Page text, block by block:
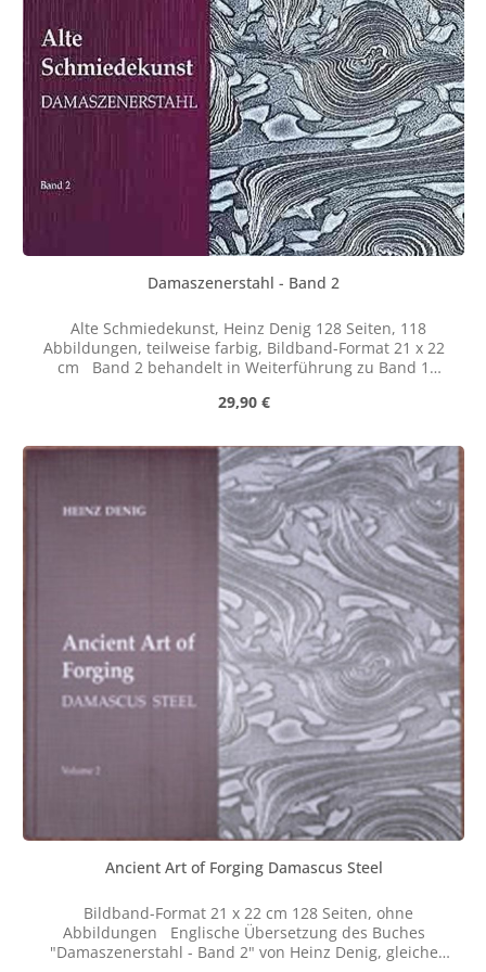
Damaszenerstahl - Band 2
Alte Schmiedekunst, Heinz Denig 128 Seiten, 118
Abbildungen, teilweise farbig, Bildband-Format 21 x 22
cm Band 2 behandelt in Weiterführung zu Band 1
Damastschmiedetechnik. Aus dem Inhalt: - Vom
der mittleren Eisenzeit im Vergleich zu modernen
Stählen - Das Schweißpaket im Feuer - Gedanken zur
Musterbildung im Verbundschweißverfahren - Einfluß
der Legierungen auf die Muster - ausgewählte Stähle -
Musteraufbau - Einfluß der Schweißtemperatur auf
Muster und Gefüge - Mosaikmuster - Die Abschliffbilder
der Torsionstechnik - Äxte in Torsionsaufbau -
Präzisionswerkzeuge in Damast - Ringdolch als
Demonstrationsobjekt verschiedener einfacher
Damastsysteme - Die Aesculapnatter - Das Härten von
Damaststählen - Nachbetrachtung, Dank und
Literaturverzeichnis</i>
Regulärer Preis:
29,90 €
Ancient Art of Forging Damascus Steel
Bildband-Format 21 x 22 cm 128 Seiten, ohne
Abbildungen Englische Übersetzung des Buches
"Damaszenerstahl - Band 2" von Heinz Denig, gleiche